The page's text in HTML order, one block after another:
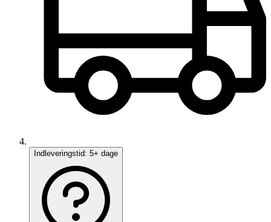
Indleveringstid: 5+ dage